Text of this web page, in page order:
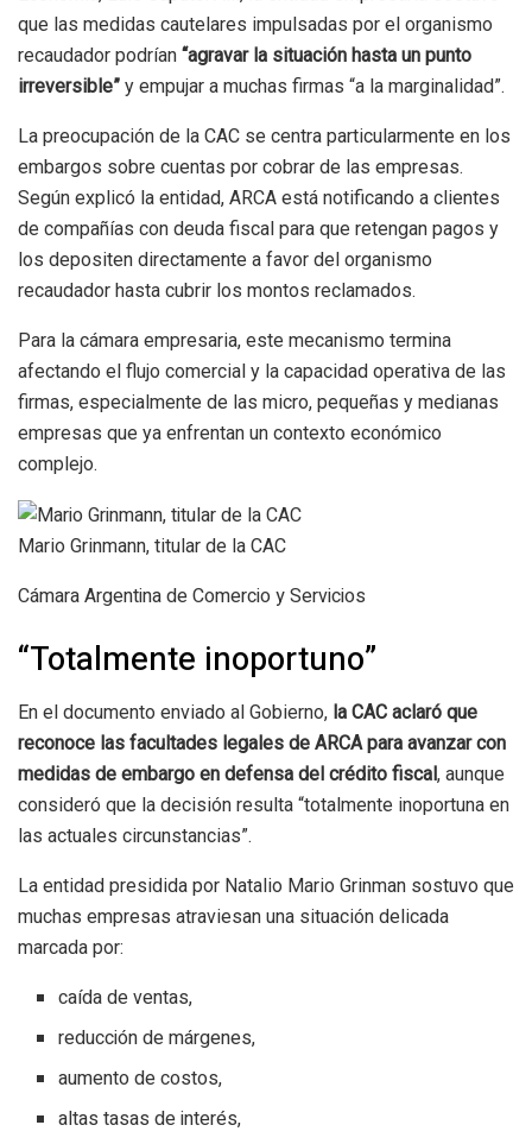
que las medidas cautelares impulsadas por el organismo
recaudador podrían “agravar la situación hasta un punto
irreversible” y empujar a muchas firmas “a la marginalidad”.
La preocupación de la CAC se centra particularmente en los
embargos sobre cuentas por cobrar de las empresas.
Según explicó la entidad, ARCA está notificando a clientes
de compañías con deuda fiscal para que retengan pagos y
los depositen directamente a favor del organismo
recaudador hasta cubrir los montos reclamados.
Para la cámara empresaria, este mecanismo termina
afectando el flujo comercial y la capacidad operativa de las
firmas, especialmente de las micro, pequeñas y medianas
empresas que ya enfrentan un contexto económico
complejo.
Mario Grinmann, titular de la CAC
Cámara Argentina de Comercio y Servicios
“Totalmente inoportuno”
En el documento enviado al Gobierno, la CAC aclaró que
reconoce las facultades legales de ARCA para avanzar con
medidas de embargo en defensa del crédito fiscal, aunque
consideró que la decisión resulta “totalmente inoportuna en
las actuales circunstancias”.
La entidad presidida por Natalio Mario Grinman sostuvo que
muchas empresas atraviesan una situación delicada
marcada por:
caída de ventas,
reducción de márgenes,
aumento de costos,
altas tasas de interés,